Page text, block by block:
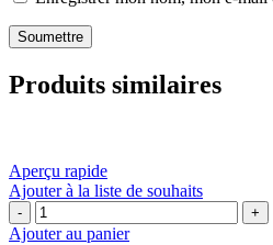
Produits similaires
Aperçu rapide
Ajouter à la liste de souhaits
quantité
de
Ajouter au panier